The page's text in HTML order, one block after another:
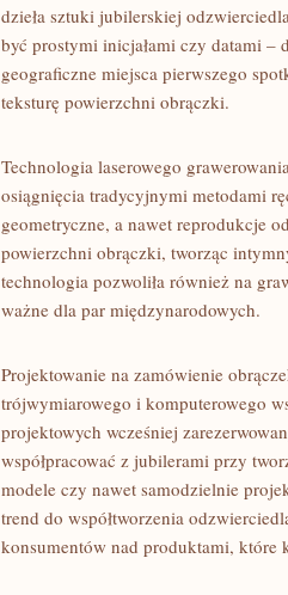
dzieła sztuki jubilerskiej
być prostymi inicjałami czy datami –
geograficzne miejsca pierwszego
teksturę powierzchni obrączki.
Technologia laserowego
osiągnięcia tradycyjnymi metodami
geometryczne, a nawet reprodukcje
powierzchni obrączki, tworząc
technologia pozwoliła również na
ważne dla par międzynarodowych.
Projektowanie na zamówienie
trójwymiarowego i komputerowego
projektowych wcześniej
współpracować z jubilerami przy
modele czy nawet samodzielnie
trend do współtworzenia
konsumentów nad produktami, które